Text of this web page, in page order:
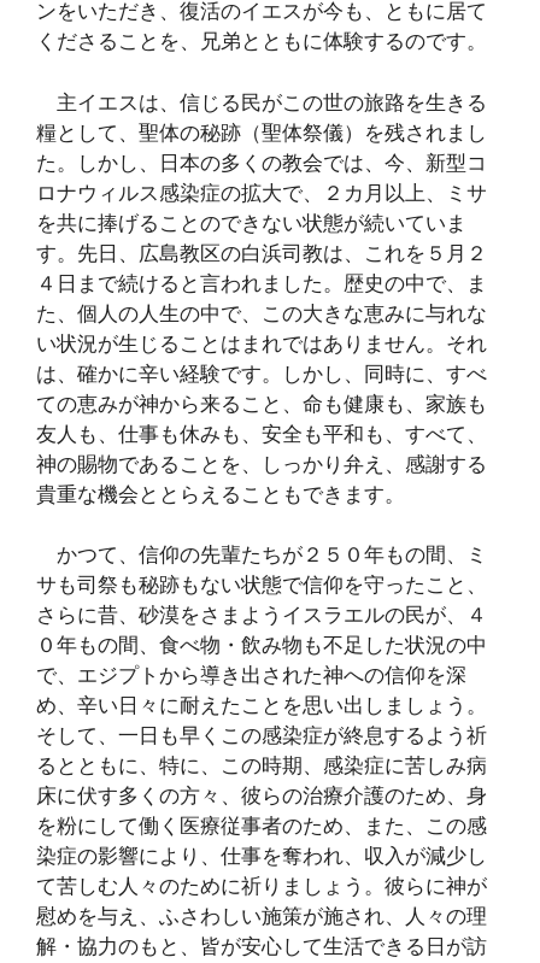
ンをいただき、復活のイエスが今も、ともに居て
くださることを、兄弟とともに体験するのです。
主イエスは、信じる民がこの世の旅路を生きる
糧として、聖体の秘跡（聖体祭儀）を残されまし
た。しかし、日本の多くの教会では、今、新型コ
ロナウィルス感染症の拡大で、２カ月以上、ミサ
を共に捧げることのできない状態が続いていま
す。先日、広島教区の白浜司教は、これを５月２
４日まで続けると言われました。歴史の中で、ま
た、個人の人生の中で、この大きな恵みに与れな
い状況が生じることはまれではありません。それ
は、確かに辛い経験です。しかし、同時に、すべ
ての恵みが神から来ること、命も健康も、家族も
友人も、仕事も休みも、安全も平和も、すべて、
神の賜物であることを、しっかり弁え、感謝する
貴重な機会ととらえることもできます。
かつて、信仰の先輩たちが２５０年もの間、ミ
サも司祭も秘跡もない状態で信仰を守ったこと、
さらに昔、砂漠をさまようイスラエルの民が、４
０年もの間、食べ物・飲み物も不足した状況の中
で、エジプトから導き出された神への信仰を深
め、辛い日々に耐えたことを思い出しましょう。
そして、一日も早くこの感染症が終息するよう祈
るとともに、特に、この時期、感染症に苦しみ病
床に伏す多くの方々、彼らの治療介護のため、身
を粉にして働く医療従事者のため、また、この感
染症の影響により、仕事を奪われ、収入が減少し
て苦しむ人々のために祈りましょう。彼らに神が
慰めを与え、ふさわしい施策が施され、人々の理
解・協力のもと、皆が安心して生活できる日が訪